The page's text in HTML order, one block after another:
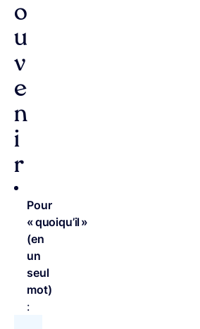
o
u
v
e
n
i
r
Pour
« quoiqu’il »
(en
un
seul
mot)
: